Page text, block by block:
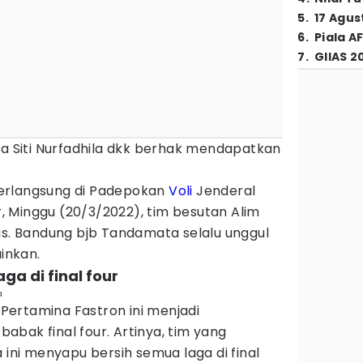
Siti Nurfadhila dkk berhak mendapatkan
di PadepokanVoli Jenderal
Minggu (20/3/2022), tim besutan Alim
Bandung bjb Tandamata selalu unggul
di final four
Fastron ini menjadi
final four. Artinya, tim yang
menyapu bersih semua laga di final
5. 17
6. Piala
7. GIIAS